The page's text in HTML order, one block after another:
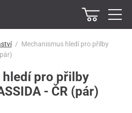
Mechanismus hledí pro přilby
pro přilby
- ČR (pár)